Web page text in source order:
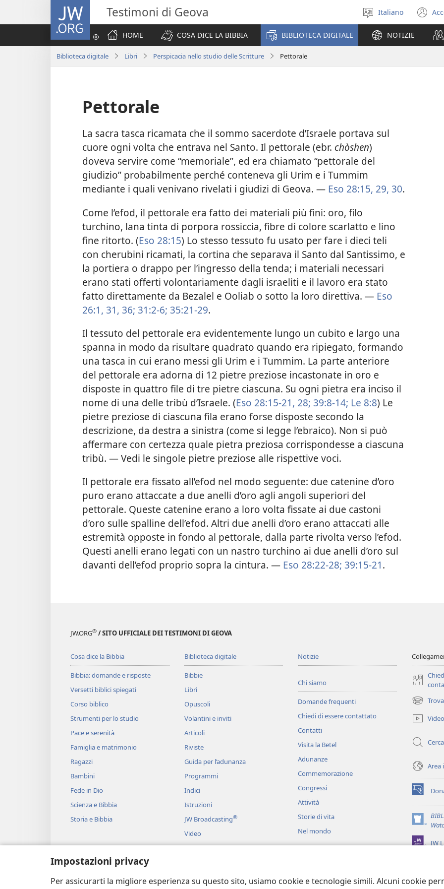
Impostazioni privacy
Per assicurarti la migliore esperienza su questo sito, usiamo cookie e tecnologie simili. Alcuni cookie
JW.ORG Testimoni di Geova
Seleziona
la
lingua
Italiano
HOME
COSA DICE LA BIBBIA BIBLIOTECA DIGITALE NOTIZIE
Biblioteca digitale Libri Perspicacia nello studio delle Scritture Pettorale
Pettorale
La sacra tasca ricamata che il sommo sacerdote d’Israele portava sul
cuore ogni volta che entrava nel Santo. Il pettorale (ebr. chòshen)
doveva servire come “memoriale”, ed era chiamato “pettorale del
giudizio” probabilmente perché conteneva gli Urim e i Tummim
mediante i quali venivano rivelati i giudizi di Geova. — Eso 28:15, 29, 30.
Come l’efod, il pettorale era fatto dei materiali più fini: oro, filo
turchino, lana tinta di porpora rossiccia, fibre di colore scarlatto e lino
fine ritorto. (Eso 28:15) Lo stesso tessuto fu usato per fare i dieci teli
con cherubini ricamati, la cortina che separava il Santo dal Santissimo, e
la portiera o drappo per l’ingresso della tenda; i materiali necessari
erano stati offerti volontariamente dagli israeliti e il lavoro era stato
fatto direttamente da Bezalel e Ooliab o sotto la loro direttiva. — Eso
26:1, 31, 36; 31:2-6; 35:21-29.
Il tessuto del pettorale era evidentemente lungo un cubito e largo una
spanna in modo da risultare quadrato quando era ripiegato, formando
una tasca in cui erano messi gli Urim e i Tummim. La parte anteriore
del pettorale era adorna di 12 pietre preziose incastonate in oro e
disposte in quattro file di tre pietre ciascuna. Su ogni pietra era inciso il
nome di una delle tribù d’Israele. (Eso 28:15-21, 28; 39:8-14; Le 8:8) Le
pietre preziose di ciascuna fila erano forse disposte secondo la
descrizione, da destra a sinistra (come si legge l’ebraico). Non si può
affermare con certezza quale pietra preziosa corrispondesse a ciascuna
tribù. — Vedi le singole pietre preziose alle rispettive voci.
Il pettorale era fissato all’efod nel modo seguente: due catenine d’oro
puro erano attaccate a due anelli d’oro agli angoli superiori del
pettorale. Queste catenine erano a loro volta fissate ai due castoni
d’oro sulle spalline dell’efod. Altri due anelli d’oro erano attaccati alle
estremità opposte in fondo al pettorale, dalla parte rivolta verso l’efod.
Questi anelli erano legati con un nastro turchino ai due anelli d’oro sul
davanti dell’efod proprio sopra la cintura. — Eso 28:22-28; 39:15-21.
JW.ORG® / SITO UFFICIALE DEI TESTIMONI DI GEOVA
Cosa dice la Bibbia
Bibbia: domande e risposte
Versetti biblici spiegati
Corso biblico
Strumenti per lo studio
Pace e serenità
Famiglia e matrimonio
Ragazzi
Bambini
Fede in Dio
Scienza e Bibbia
Storia e Bibbia
Biblioteca digitale
Bibbie
Libri
Opuscoli
Volantini e inviti
Articoli
Riviste
Guida per l’adunanza
Programmi
Indici
Istruzioni
JW Broadcasting®
Video
Musica
Brani biblici recitati
Notizie
Chi siamo
Domande frequenti
Chiedi di essere contattato
Contatti
Visita la Betel
Adunanze
Commemorazione
Congressi
Attività
Storie di vita
Nel mondo
(apre
una
nuova
Video
Cerca
Area
(apre
una
nuova
finestra)
(apre
una
nuovaJW